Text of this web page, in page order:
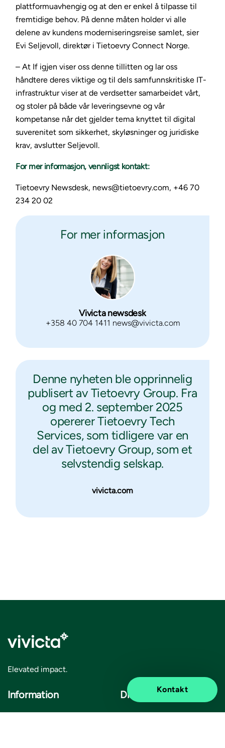
plattformuavhengig og at den er enkel å tilpasse til
fremtidige behov. På denne måten holder vi alle
delene av kundens moderniseringsreise samlet, sier
Evi Seljevoll, direktør i Tietoevry Connect Norge.
– At If igjen viser oss denne tillitten og lar oss
håndtere deres viktige og til dels samfunnskritiske IT-
infrastruktur viser at de verdsetter samarbeidet vårt,
og stoler på både vår leveringsevne og vår
kompetanse når det gjelder tema knyttet til digital
suverenitet som sikkerhet, skyløsninger og juridiske
krav, avslutter Seljevoll.
For mer informasjon, vennligst kontakt:
Tietoevry Newsdesk, news@tietoevry.com, +46 70
234 20 02
For mer informasjon
Vivicta newsdesk
+358 40 704 1411 news@vivicta.com
Kontakt
Denne nyheten ble opprinnelig
publisert av Tietoevry Group. Fra
og med 2. september 2025
opererer Tietoevry Tech
Services, som tidligere var en
del av Tietoevry Group, som et
selvstendig selskap.
vivicta.com
Elevated impact.
Information Discover